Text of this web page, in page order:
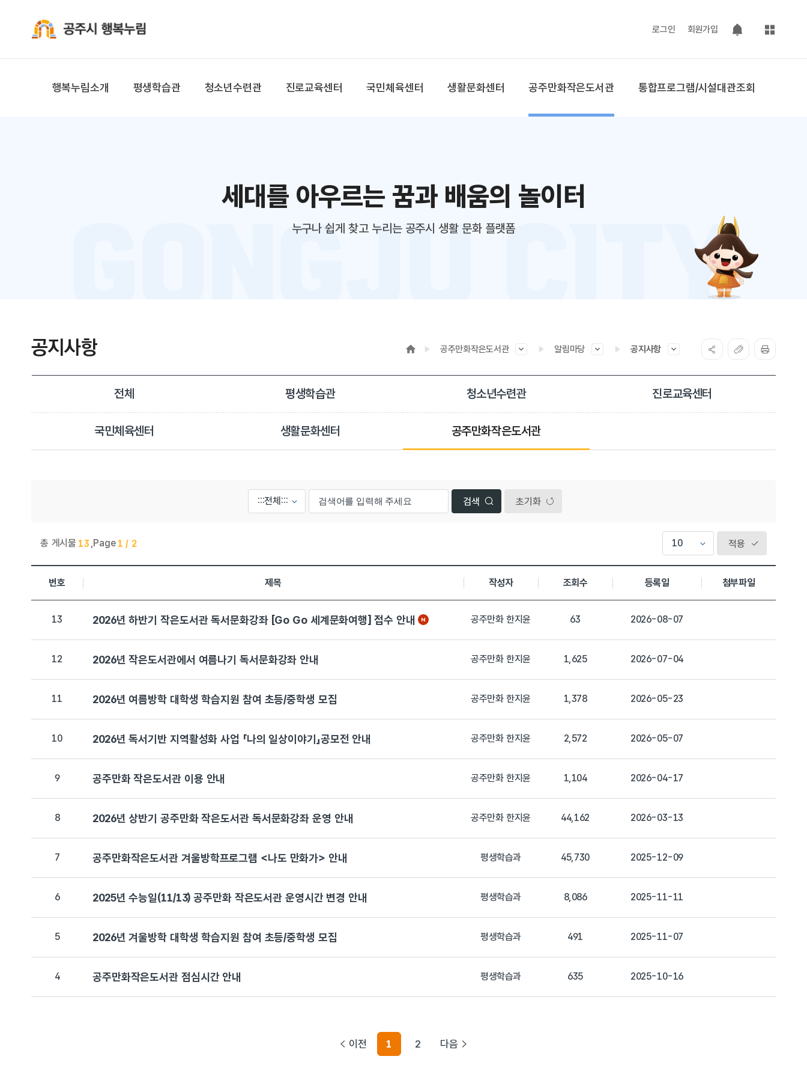
로그인 회원가입
팝업 열기
사이트맵
행복누림소개 평생학습관 청소년수련관 진로교육센터 국민체육센터 생활문화센터 공주만화작은도서관 통합프로그램/시설대관조회
세대를 아우르는 꿈과 배움의 놀이터
누구나 쉽게 찾고 누리는 공주시 생활 문화 플랫폼
공지사항 공주만화작은도서관 알림마당 공지사항
전체 평생학습관 청소년수련관 진로교육센터
국민체육센터 생활문화센터 공주만화작은도서관
초기화
총 게시물 13 ,Page 1 / 2
적용
공주만화작은도서관 > 공지사항 목록으로 번호, 제목, 작성자, 조회수,등록일, 첨부파일로 나열 되고 있습니다.
번호
제목 작성자 조회수 등록일 첨부파일
13 2026년 하반기 작은도서관 독서문화강좌 [Go Go 세계문화여행] 접수 안내 공주만화 한지윤 63 2026-08-07
12 2026년 작은도서관에서 여름나기 독서문화강좌 안내 공주만화 한지윤 1,625 2026-07-04
11 2026년 여름방학 대학생 학습지원 참여 초등/중학생 모집 공주만화 한지윤 1,378 2026-05-23
10 2026년 독서기반 지역활성화 사업 「나의 일상이야기」공모전 안내 공주만화 한지윤 2,572 2026-05-07
9 공주만화 작은도서관 이용 안내 공주만화 한지윤 1,104 2026-04-17
8 2026년 상반기 공주만화 작은도서관 독서문화강좌 운영 안내 공주만화 한지윤 44,162 2026-03-13
7 공주만화작은도서관 겨울방학프로그램 <나도 만화가> 안내 평생학습과 45,730 2025-12-09
6 2025년 수능일(11/13) 공주만화 작은도서관 운영시간 변경 안내 평생학습과 8,086 2025-11-11
5 2026년 겨울방학 대학생 학습지원 참여 초등/중학생 모집 평생학습과 491 2025-11-07
4 공주만화작은도서관 점심시간 안내 평생학습과 635 2025-10-16
이전 1 2 다음